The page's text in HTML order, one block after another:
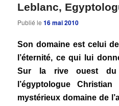
Leblanc,
Publié le16 mai 2010
Son domaine est celui
l’éternité, ce qui lui
Sur la rive ouest
l’égyptologue
mystérieux domaine de